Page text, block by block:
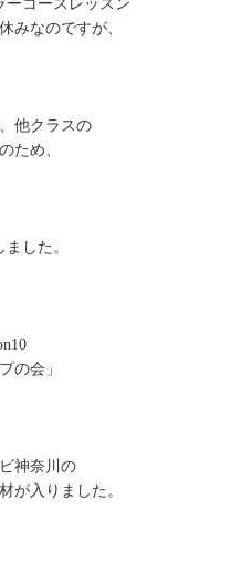
ーコースレッスン
みなのですが、
他クラスの
ため、
した。
の会」
神奈川の
が入りました。